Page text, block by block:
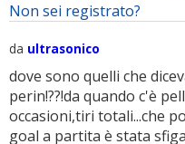
Non sei registrato?
da ultrasonico
dove sono quelli che
perin!??!da quando c'è
occasioni,tiri totali...che
goal a partita è stata